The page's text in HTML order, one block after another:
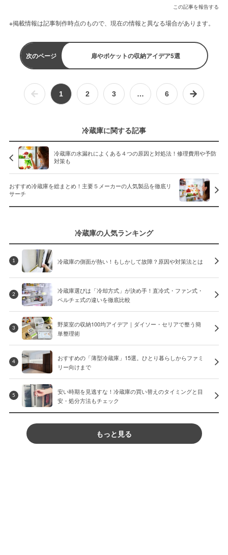
この記事を報告する
※掲載情報は記事制作時点のもので、現在の情報と異なる場合があります。
次のページ 扉やポケットの収納アイデア5選
1 2 3 … 6
冷蔵庫に関する記事
冷蔵庫の水漏れによくある４つの原因と対処法！修理費用や予防
対策も
おすすめ冷蔵庫を総まとめ！主要５メーカーの人気製品を徹底リ
サーチ
冷蔵庫の人気ランキング
1 冷蔵庫の側面が熱い！もしかして故障？原因や対策法とは
2
冷蔵庫選びは「冷却方式」が決め手！直冷式・ファン式・
ペルチェ式の違いを徹底比較
3
野菜室の収納100均アイデア｜ダイソー・セリアで整う簡
単整理術
4
おすすめの「薄型冷蔵庫」15選。ひとり暮らしからファミ
リー向けまで
5
安い時期を見逃すな！冷蔵庫の買い替えのタイミングと目
安・処分方法もチェック
もっと見る